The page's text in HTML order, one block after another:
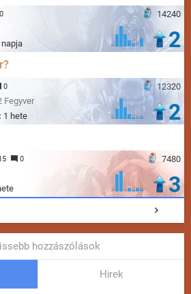
14240
0
napja 2
12320
0
Fegyver
1 hete 2
7480
0
3
hozzászólások
Hirek